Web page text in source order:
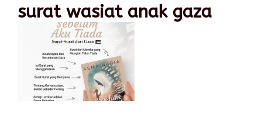
surat wasiat anak gaza